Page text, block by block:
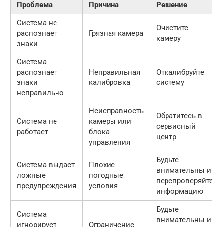
Проблема Причина
Решение
Система не
распознает
знаки
Грязная камера
Очистите
камеру
Система
распознает
знаки
неправильно
Неправильная
калибровка
Откалибруйте
систему
Система не
работает
Неисправность
камеры или
блока
управления
Обратитесь в
сервисный
центр
Система выдает
ложные
предупреждения
Плохие
погодные
условия
Будьте
внимательны и
перепроверяйте
информацию
Система
игнорирует
Ограничение
Будьте
внимательны и